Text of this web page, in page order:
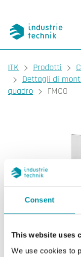
Consent
This website uses
We use cookies to
You are here:
ITK Prodotti
Dettagli di
quadro
FMCO